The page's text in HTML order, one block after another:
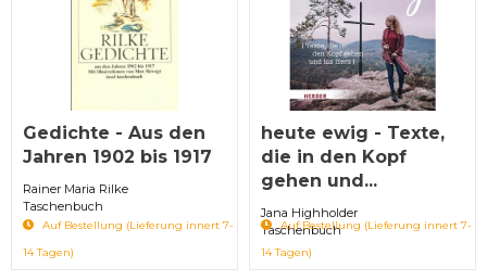
Gedichte - Aus den
Jahren 1902 bis 1917
Rainer Maria Rilke
Taschenbuch
Auf Bestellung (Lieferung innert 7-
14 Tagen)
heute ewig - Texte,
die in den Kopf
gehen und...
Jana Highholder
Taschenbuch
Auf Bestellung (Lieferung innert 7-
14 Tagen)